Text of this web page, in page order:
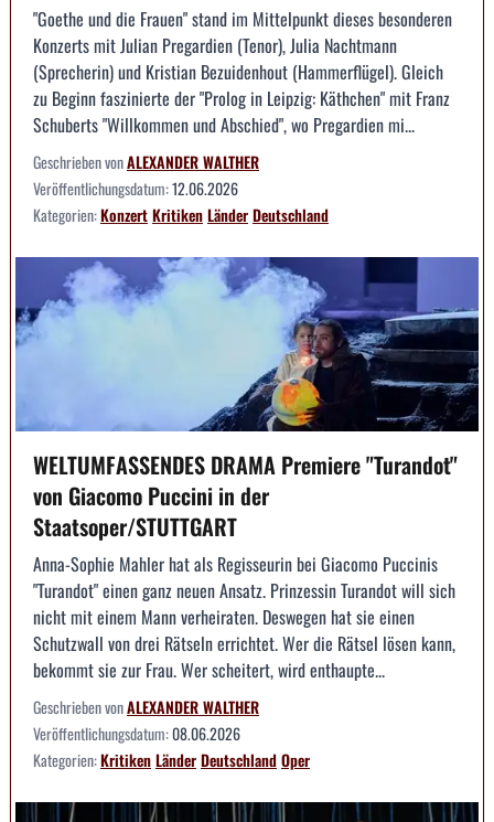
"Goethe und die Frauen" stand im Mittelpunkt dieses besonderen
Konzerts mit Julian Pregardien (Tenor), Julia Nachtmann
(Sprecherin) und Kristian Bezuidenhout (Hammerflügel). Gleich
zu Beginn faszinierte der "Prolog in Leipzig: Käthchen" mit Franz
Schuberts "Willkommen und Abschied", wo Pregardien mi...
Geschrieben vonALEXANDER WALTHER
Veröffentlichungsdatum:12.06.2026
Kategorien:KonzertKritikenLänderDeutschland
WELTUMFASSENDES DRAMA Premiere "Turandot"
von Giacomo Puccini in der
Staatsoper/STUTTGART
Anna-Sophie Mahler hat als Regisseurin bei Giacomo Puccinis
"Turandot" einen ganz neuen Ansatz. Prinzessin Turandot will sich
nicht mit einem Mann verheiraten. Deswegen hat sie einen
Schutzwall von drei Rätseln errichtet. Wer die Rätsel lösen kann,
bekommt sie zur Frau. Wer scheitert, wird enthaupte...
Geschrieben vonALEXANDER WALTHER
Veröffentlichungsdatum:08.06.2026
Kategorien:KritikenLänderDeutschlandOper